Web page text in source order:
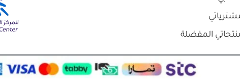
المفضلة